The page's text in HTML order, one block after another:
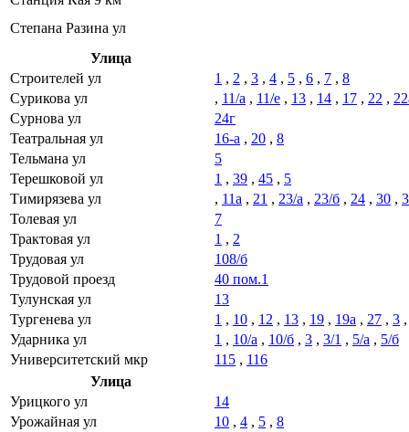
Степана Разина ул
Улица
Строителей ул
1 , 2 , 3 , 4 , 5 , 6 , 7 , 8
Сурикова ул
, 11/а , 11/е , 13 , 14 , 17 , 22 ,
Сурнова ул
24г
Театральная ул
16-а , 20 , 8
Тельмана ул
5
Терешковой ул
1 , 39 , 45 , 5
Тимирязева ул
, 11а , 21 , 23/а , 23/б , 24 , 30 ,
Толевая ул
7
Трактовая ул
1 , 2
Трудовая ул
108/б
Трудовой проезд
40 пом.1
Тулунская ул
13
Тургенева ул
1 , 10 , 12 , 13 , 19 , 19а , 27 , 3
Ударника ул
1 , 10/а , 10/б , 3 , 3/1 , 5/а , 5/б
Университетский мкр
115 , 116
Улица
Урицкого ул
14
Урожайная ул
10 , 4 , 5 , 8